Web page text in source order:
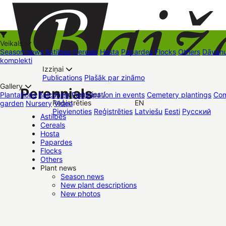
+37126545879
Pievienoties /
Reģistrēties
Pievienoties Reģistrēties
EN
Latviešu Eesti Русский
Veikals
Season news Astilbes Cereals Hosta Papardes Flocks Others
komplekti
Izziņai
Publications Plašāk par zināmo
Gallery
Plantations Balconies Participation in events Cemetery plantings
garden Nursery Video
Trading places
Contacts Dāvanu kartes Augu komplekti
Perennials
Astilbes
Cereals
Hosta
Papardes
Flocks
Others
Plant news
Season news
New plant descriptions
New photos